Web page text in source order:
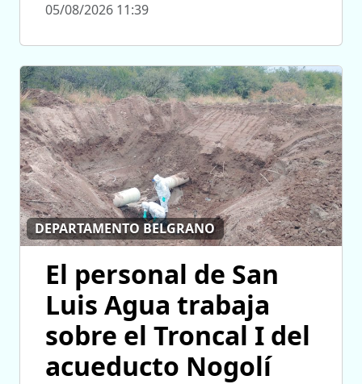
05/08/2026 11:39
DEPARTAMENTO BELGRANO
El personal de San
Luis Agua trabaja
sobre el Troncal I del
acueducto Nogolí